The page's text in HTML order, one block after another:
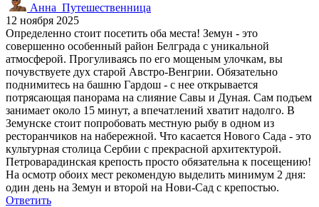
Анна_Путешественница
12 ноября 2025
Определенно стоит посетить оба места! Земун - это
совершенно особенный район Белграда с уникальной
атмосферой. Прогуливаясь по его мощеным улочкам, вы
почувствуете дух старой Австро-Венгрии. Обязательно
поднимитесь на башню Гардош - с нее открывается
потрясающая панорама на слияние Савы и Дуная. Сам подъем
занимает около 15 минут, а впечатлений хватит надолго. В
Земунске стоит попробовать местную рыбу в одном из
ресторанчиков на набережной. Что касается Нового Сада - это
культурная столица Сербии с прекрасной архитектурой.
Петроварадинская крепость просто обязательна к посещению!
На осмотр обоих мест рекомендую выделить минимум 2 дня:
один день на Земун и второй на Нови-Сад с крепостью.
Ответить